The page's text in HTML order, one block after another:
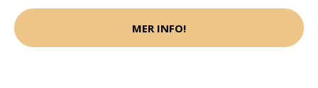
MER INFO!